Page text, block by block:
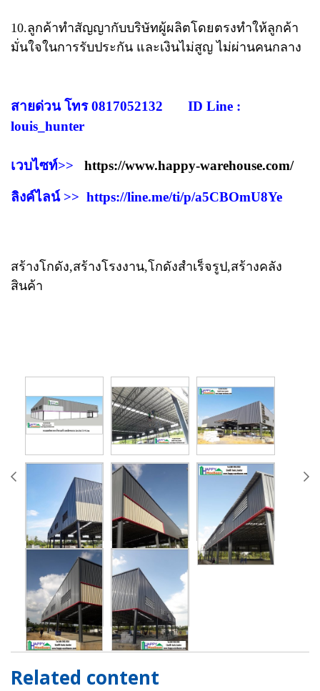
10.ลูกค้าทำสัญญากับบริษัทผู้ผลิตโดยตรงทำให้ลูกค้า
มั่นใจในการรับประกัน​ และเงินไม่สูญ ไม่ผ่านคนกลาง
สายด่วน โทร 0817052132 ID Line :
louis_hunter
เวบไซท์>> https://www.happy-warehouse.com/
ลิงค์ไลน์ >> https://line.me/ti/p/a5CBOmU8Ye
สร้างโกดัง,สร้างโรงงาน,โกดังสำเร็จรูป,สร้างคลัง
สินค้า
Related content